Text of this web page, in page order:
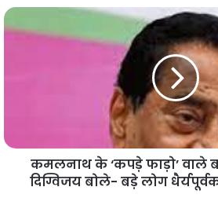
कमलनाथ के ‘कपड़े फाड़ो’ वाले
दिग्विजय बोले- बड़े लोग